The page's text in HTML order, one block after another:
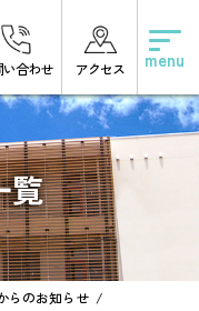
い合わせ アクセス
覧
らのお知らせ